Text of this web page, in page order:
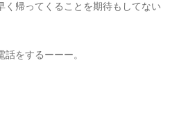
く帰ってくることを期待もしてない
をするーーー。